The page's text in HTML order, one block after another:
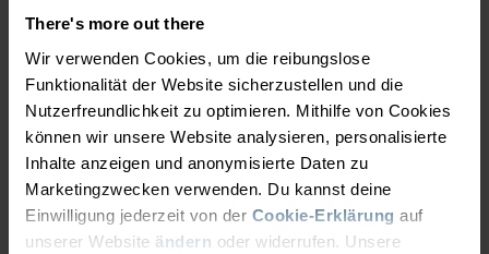
There's more out there
Wir verwenden Cookies, um die reibungslose
Funktionalität der Website sicherzustellen und die
Nutzerfreundlichkeit zu optimieren. Mithilfe von Cookies
können wir unsere Website analysieren, personalisierte
Inhalte anzeigen und anonymisierte Daten zu
Marketingzwecken verwenden. Du kannst deine
Einwilligung jederzeit von der Cookie-Erklärung auf
unserer Website ändern oder widerrufen. Unsere
AKTIVITÄTSART
ALLES HOCHINTENSIVE AKTIVITÄTEN
Radsport
MATERIALEIGENSCHAFTEN
SYNTHETISCH
Entwickelt für hochintensive Aktivitäten, fühlt sich wie
eine zweite Haut an - dehnbar, aussergewöhnlich leicht,
exzellenter Feuchtigkeitstransport, hilft bei der